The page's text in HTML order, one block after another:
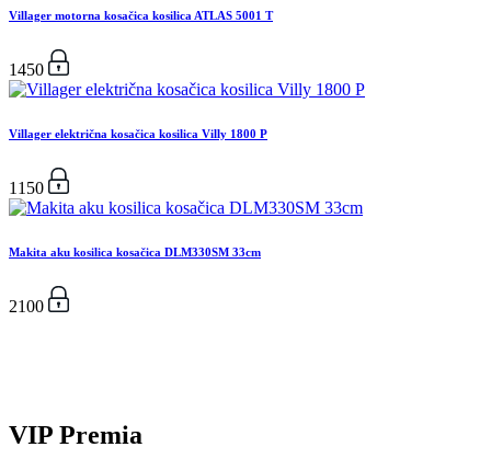
Villager motorna kosačica kosilica ATLAS 5001 T
1450
Villager električna kosačica kosilica Villy 1800 P
1150
Makita aku kosilica kosačica DLM330SM 33cm
2100
VIP Premia